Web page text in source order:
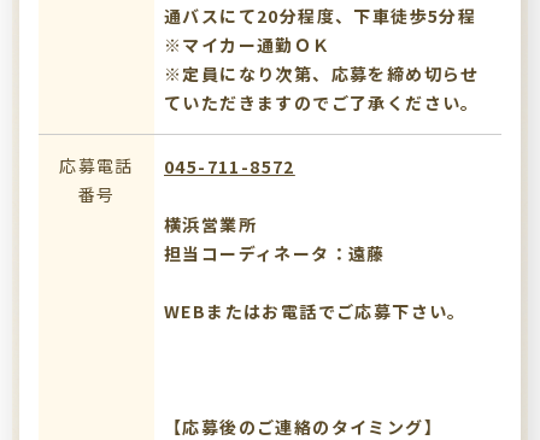
通バスにて20分程度、下車徒歩5分程
※マイカー通勤ＯＫ
※定員になり次第、応募を締め切らせ
ていただきますのでご了承ください。
応募電話
番号
045-711-8572
横浜営業所
担当コーディネータ：遠藤
WEBまたはお電話でご応募下さい。
【応募後のご連絡のタイミング】